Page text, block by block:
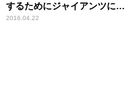
するためにジャイアンツにき
た。」巨人・ルイス・クルー
2016.04.22